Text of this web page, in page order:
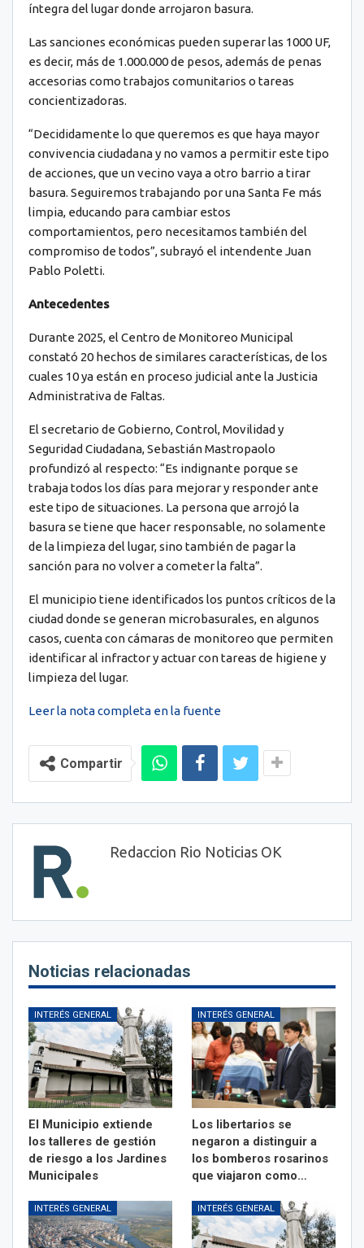
íntegra del lugar donde arrojaron basura.
Las sanciones económicas pueden superar las 1000 UF,
es decir, más de 1.000.000 de pesos, además de penas
accesorias como trabajos comunitarios o tareas
concientizadoras.
“Decididamente lo que queremos es que haya mayor
convivencia ciudadana y no vamos a permitir este tipo
de acciones, que un vecino vaya a otro barrio a tirar
basura. Seguiremos trabajando por una Santa Fe más
limpia, educando para cambiar estos
comportamientos, pero necesitamos también del
compromiso de todos”, subrayó el intendente Juan
Pablo Poletti.
Antecedentes
Durante 2025, el Centro de Monitoreo Municipal
constató 20 hechos de similares características, de los
cuales 10 ya están en proceso judicial ante la Justicia
Administrativa de Faltas.
El secretario de Gobierno, Control, Movilidad y
Seguridad Ciudadana, Sebastián Mastropaolo
profundizó al respecto: “Es indignante porque se
trabaja todos los días para mejorar y responder ante
este tipo de situaciones. La persona que arrojó la
basura se tiene que hacer responsable, no solamente
de la limpieza del lugar, sino también de pagar la
sanción para no volver a cometer la falta”.
El municipio tiene identificados los puntos críticos de la
ciudad donde se generan microbasurales, en algunos
casos, cuenta con cámaras de monitoreo que permiten
identificar al infractor y actuar con tareas de higiene y
limpieza del lugar.
Leer la nota completa en la fuente
Compartir
Redaccion Rio Noticias OK
Noticias relacionadas
INTERÉS GENERAL
El Municipio extiende
los talleres de gestión
de riesgo a los Jardines
Municipales
INTERÉS GENERAL
Los libertarios se
negaron a distinguir a
los bomberos rosarinos
que viajaron como…
INTERÉS GENERAL INTERÉS GENERAL